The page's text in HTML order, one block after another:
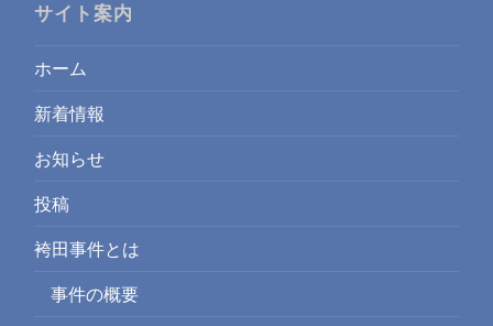
サイト案内
ホーム
新着情報
お知らせ
投稿
袴田事件とは
事件の概要